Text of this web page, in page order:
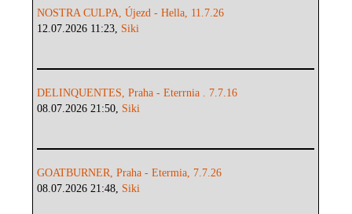
NOSTRA CULPA, Újezd - Hella, 11.7.26
12.07.2026 11:23, Siki
DELINQUENTES, Praha - Eterrnia . 7.7.16
08.07.2026 21:50, Siki
GOATBURNER, Praha - Etermia, 7.7.26
08.07.2026 21:48, Siki